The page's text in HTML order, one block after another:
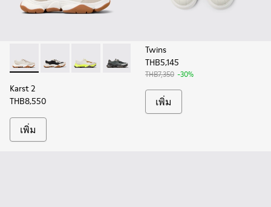
Karst 2 - K101068-002 - รองเท้าผ้าใบหนังและหนังกลับสีขาว
Karst 2 - K101068-011
Karst 2 - K101068-007
Karst 2 - K101068-005
Karst 2 - K101068-003
Karst 2 - K101068-001
Karst 2
THB8,550
เพิ่ม
Twins
THB5,145
THB7,350 -30%
เพิ่ม